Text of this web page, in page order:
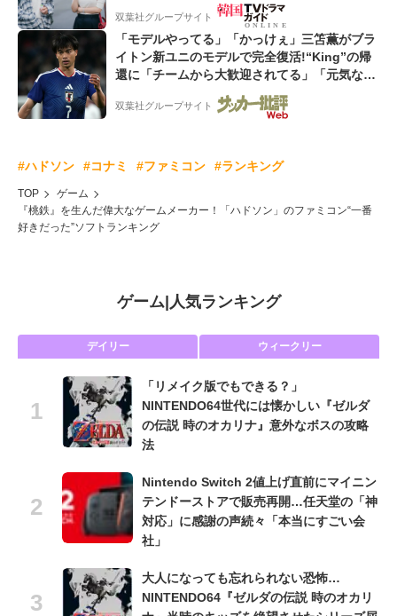
双葉社グループサイト
「モデルやってる」「かっけぇ」三笘薫がブラ
イトン新ユニのモデルで完全復活!“King”の帰
還に「チームから大歓迎されてる」「元気な姿
双葉社グループサイト
#ハドソン #コナミ #ファミコン #ランキング
TOP
ゲーム
『桃鉄』を生んだ偉大なゲームメーカー！「ハドソン」のファミコン“一番
好きだった”ソフトランキング
ゲーム| 人気ランキング
デイリー ウィークリー
「リメイク版でもできる？」
NINTENDO64世代には懐かしい『ゼルダ
の伝説 時のオカリナ』意外なボスの攻略
法
Nintendo Switch 2値上げ直前にマイニン
テンドーストアで販売再開…任天堂の「神
対応」に感謝の声続々「本当にすごい会
社」
大人になっても忘れられない恐怖…
NINTENDO64『ゼルダの伝説 時のオカリ